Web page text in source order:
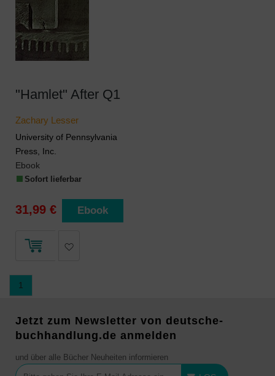
"Hamlet" After Q1
Zachary Lesser
University of Pennsylvania
Press, Inc.
Ebook
Sofort lieferbar
31,99 € Ebook
1
Jetzt zum Newsletter von deutsche-
buchhandlung.de anmelden
und über alle Bücher Neuheiten informieren